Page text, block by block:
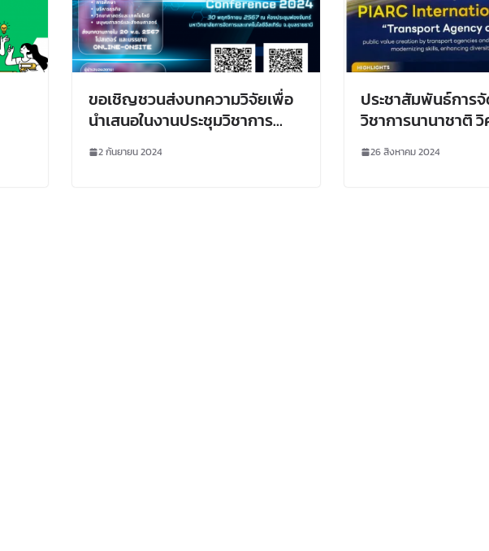
ขอเชิญชวนส่งบทความวิจัยเพื่อ
นำเสนอในงานประชุมวิชาการ
ระดับชาติ เรื่อง คุณภาพของการ
บริหารวิชาการและนวัตกรรม ครั้ง
2 กันยายน 2024
ประชาสัมพันธ์การ
วิชาการนานาชาติ
26 สิงหาคม 2024